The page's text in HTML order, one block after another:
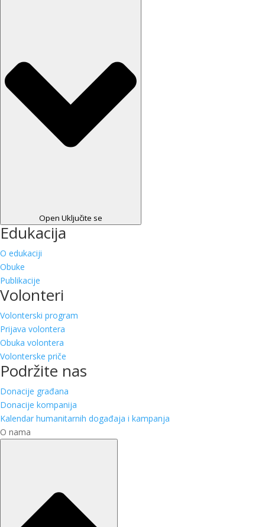
Open Uključite se
Edukacija
O edukaciji
Obuke
Publikacije
Volonteri
Volonterski program
Prijava volontera
Obuka volontera
Volonterske priče
Podržite nas
Donacije građana
Donacije kompanija
Kalendar humanitarnih događaja i kampanja
O nama